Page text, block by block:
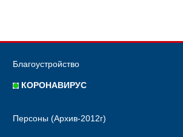
Благоустройство
КОРОНАВИРУС
Персоны (Архив-2012г)